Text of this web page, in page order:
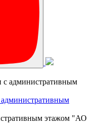
административным
этажом "АО